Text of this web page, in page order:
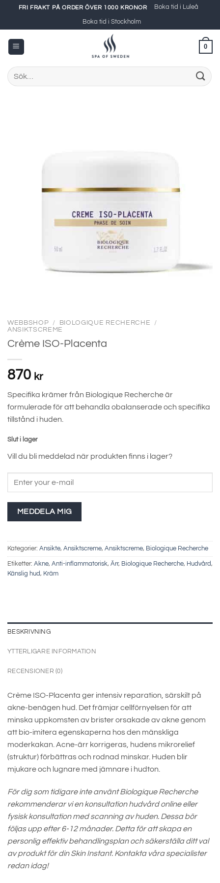
content
FRI FRAKT PÅ ORDER ÖVER 1000 KRONOR Boka tid i Luleå
Boka tid i Stockholm
0
Sök
efter:
WEBBSHOP / BIOLOGIQUE RECHERCHE
/
ANSIKTSCREME
Crème ISO-Placenta
870 kr
Specifika krämer från Biologique Recherche är
formulerade för att behandla obalanserade och specifika
tillstånd i huden.
Slut i lager
Vill du bli meddelad när produkten finns i lager?
MEDDELA MIG
Kategorier: Ansikte, Ansiktscreme, Ansiktscreme, Biologique Recherche
Etiketter: Akne, Anti-inflammatorisk, Ärr, Biologique Recherche, Hudvård,
Känslig hud, Kräm
BESKRIVNING
YTTERLIGARE INFORMATION
RECENSIONER (0)
Crème ISO-Placenta ger intensiv reparation, särskilt på
akne-benägen hud. Det främjar cellförnyelsen för att
minska uppkomsten av brister orsakade av akne genom
att bio-imitera egenskaperna hos den mänskliga
moderkakan. Acne-ärr korrigeras, hudens mikrorelief
(struktur) förbättras och rodnad minskar. Huden blir
mjukare och lugnare med jämnare i hudton.
För dig som tidigare inte använt Biologique Recherche
rekommenderar vi en konsultation hudvård online eller
fysisk konsultation med scanning av huden. Dessa bör
följas upp efter 6-12 månader. Detta för att skapa en
personlig effektiv behandlingsplan och säkerställa ditt val
av produkt för din Skin Instant. Kontakta våra specialister
redan idag!